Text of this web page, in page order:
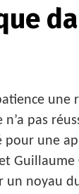
une
pas
pour une
Guillaume
un noyau